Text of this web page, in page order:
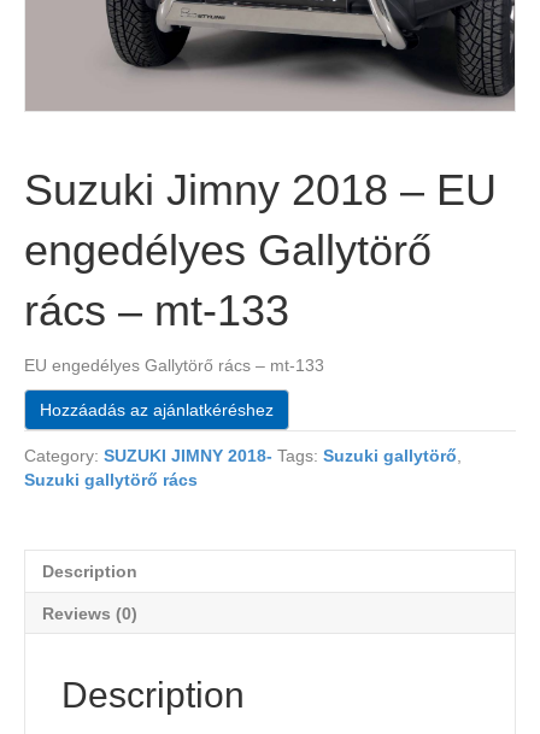
Suzuki Jimny 2018 – EU
engedélyes Gallytörő
rács – mt-133
EU engedélyes Gallytörő rács – mt-133
Hozzáadás az ajánlatkéréshez
Category: SUZUKI JIMNY 2018- Tags: Suzuki gallytörő,
Suzuki gallytörő rács
Description
Reviews (0)
Description